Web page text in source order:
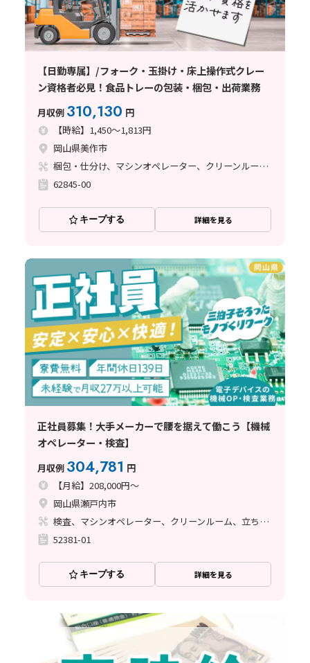
【日勤専属】/フォーク・玉掛け・床上操作式クレー
ン資格者必見！食品トレーの包装・梱包・出荷業務
月収例 310,130 円
【時給】1,450～1,813円
岡山県美作市
梱包・仕分け、マシンオペレーター、クリーンルーム、フォークリフト、玉掛け・クレーン
62845-00
キープする 詳細を見る
正社員募集！大手メーカーで腰を据えて働こう【機械
オペレーター・検査】
月収例 304,781 円
【月給】208,000円～
岡山県瀬戸内市
検査、マシンオペレーター、クリーンルーム、立ち作業
52381-01
キープする 詳細を見る